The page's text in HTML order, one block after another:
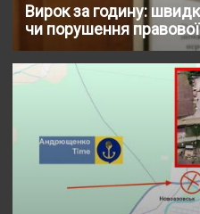
Вирок за годину:
чи порушення